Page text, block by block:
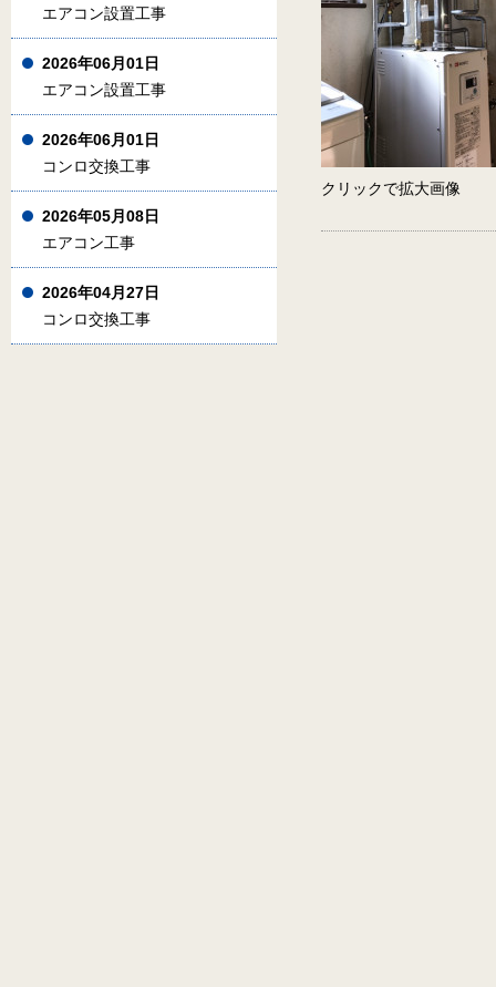
クリックで拡大画像
エアコン設置工事
2026年06月01日
エアコン設置工事
2026年06月01日
コンロ交換工事
2026年05月08日
エアコン工事
2026年04月27日
コンロ交換工事